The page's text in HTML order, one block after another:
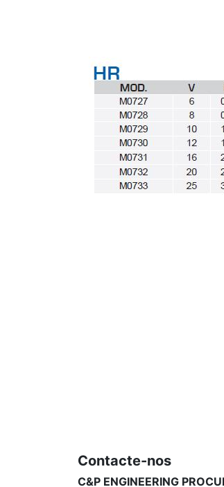
Contacte-nos
C&P ENGINEERING